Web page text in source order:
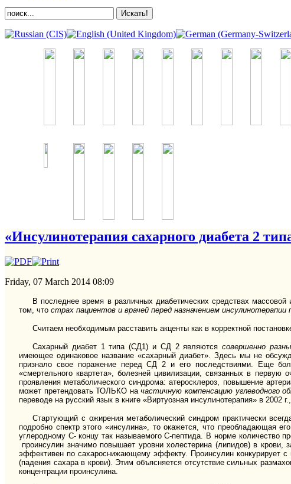
«Инсулинотерапия сахарного диабета 2
Friday, 07 March 2014 08:09
В последнее время в различных диабетических средствах
том, что страх пациентов и врачей перед назначением
Считаем необходимым расставить акценты как в корректной
Сахарный диабет 1 типа (СД1) и СД 2 являютсясовершенно
имеющее одинаковое название «сахарный диабет». Здесь мы не
признало свое поражение перед СД 2 и его последствиями. Еще
«смертельного квартета», болезней цивилизации, связанных в
проявления метаболического синдрома: атеросклероз, повышение
может претендовать ТОЛЬКО на частичную компенсацию углеводного
переводе на русский язык в книге «Виртуозная инсулинотерапия» в 2002
Стартующий с ожирения метаболический синдром практически
подробно спектр этого «инсулина», то окажется, что преобладающая
углеродному С- концу так называемого С-пептида. В норме количество
проинсулин значимо повышает уровни холестерина (липидов) в
эффективен по сахароснижающему эффекту. Проинсулин конкурирует с
(падения сахара в крови). Этим объясняется отсутствие сильных
концентрации проинсулина.